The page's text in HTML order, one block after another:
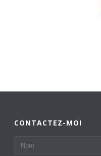
CONTACTEZ-MOI